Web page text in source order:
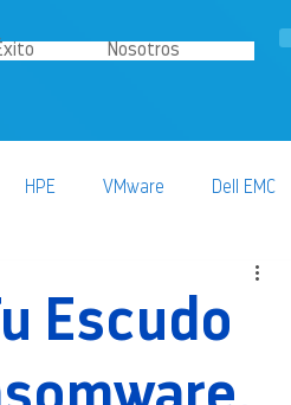
Nosotros
HPE VMware Dell EMC
Escudo